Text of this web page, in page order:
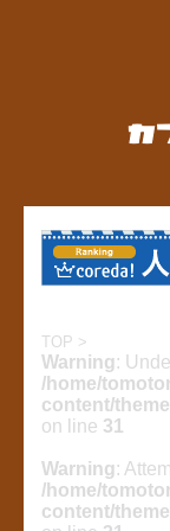
TOP >
Warning:
/home/
content/
on line 31
Warning:
/home/
content/